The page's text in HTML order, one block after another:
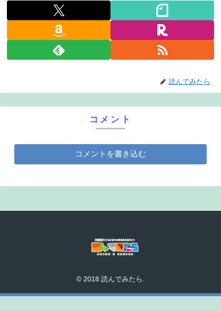
読んでみたら
コメント
コメントを書き込む
© 2018 読んでみたら.